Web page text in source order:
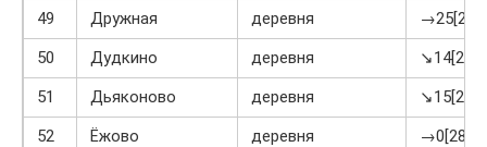
49 Дружная деревня
→25[28]
50
Дудкино деревня
↘14[28]
51
Дьяконово деревня
↘15[28]
52
Ёжово деревня →0[28]